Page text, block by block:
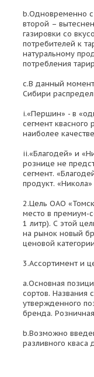
b.Одновременно
второй –
газировки со
потребителей к
натуральному
потребления
c.В данный
Сибири
i.«Першин» - в
сегмент
наиболее
ii.«Благодей» и
рознице не
сегмент.
продукт.
2.Цель ОАО
место в премиум-
1 литр). С этой
на рынок новый
ценовой
3.Ассортимент и
a.Основная
сортов. Названия
утвержденного
бренда.
b.Возможно
разливного кваса